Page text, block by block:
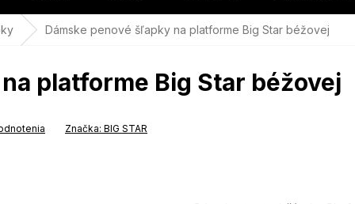
Dámske penové šľapky na platforme Big Star béžovej
platforme Big Star béžovej
Značka: BIG STAR